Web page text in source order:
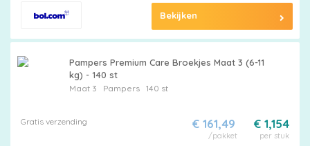
Bekijken
Pampers Premium Care Broekjes Maat 3 (6-11
kg) - 140 st
Maat 3 Pampers140 st
Gratis verzending € 1,154
per stuk
€ 161,49
/pakket